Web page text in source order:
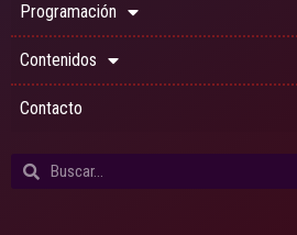
Programación
Contenidos
Contacto